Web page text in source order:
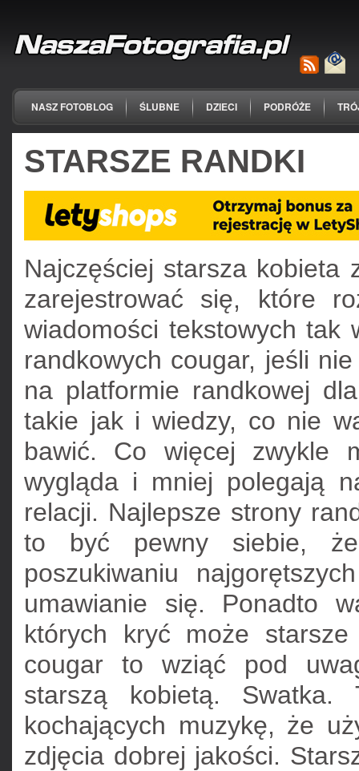
NASZ FOTOBLOG ŚLUBNE DZIECI PODRÓŻE
STARSZE RANDKI
Najczęściej starsza kobieta
zarejestrować się, które
wiadomości tekstowych tak
randkowych cougar, jeśli
na platformie randkowej
takie jak i wiedzy, co nie
bawić. Co więcej zwykle
wygląda i mniej polegają
relacji. Najlepsze strony
to być pewny siebie,
poszukiwaniu
umawianie się. Ponadto
których kryć może starsze
cougar to wziąć pod
starszą kobietą. Swatka.
kochających muzykę, że
zdjęcia dobrej jakości.